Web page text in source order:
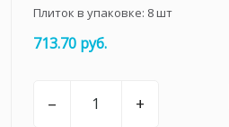
Плиток в упаковке: 8шт
713.70 руб.
– +